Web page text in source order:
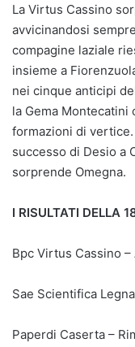
La Virtus Cassino
avvicinandosi
compagine laziale
insieme a
nei cinque anticipi
la Gema Montecatini
formazioni di
successo di Desio a
sorprende Omegna.
I RISULTATI DELLA
Bpc Virtus Cassino
Sae Scientifica
Paperdi Caserta –